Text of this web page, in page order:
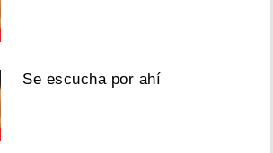
Se escucha por ahí